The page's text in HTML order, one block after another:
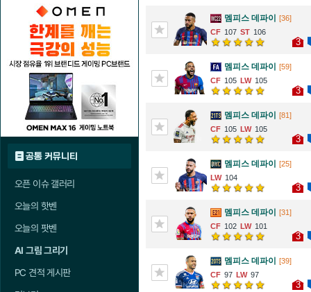
공통 커뮤니티
오픈 이슈 갤러리
오늘의 핫벤
오늘의 팟벤
AI 그림 그리기
PC 견적 게시판
멤피스 데파이
[36]
107
106
3
멤피스 데파이
[59]
105
105
3
멤피스 데파이
[81]
105
105
3
멤피스 데파이
[25]
104
3
멤피스 데파이
[31]
102
101
3
멤피스 데파이
[39]
97
97
3